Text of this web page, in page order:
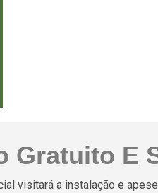
Gratuito E
visitará a instalação e